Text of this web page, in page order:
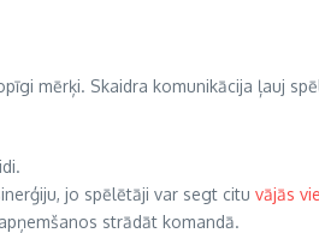
mērķi. Skaidra komunikācija ļauj
jo spēlētāji var segt citu vājās
strādāt komandā.